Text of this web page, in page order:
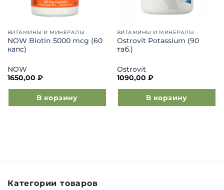
ВИТАМИНЫ И МИНЕРАЛЫ
NOW Biotin 5000 mcg (60
капс)
NOW
1650,00 ₽
В корзину
ВИТАМИНЫ И МИНЕРАЛЫ
Ostrovit Potassium (90
таб.)
Ostrovit
1090,00 ₽
В корзину
Категории товаров